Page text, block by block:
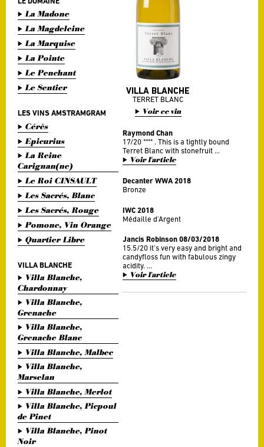
La Madone
La Magdeleine
La Marquise
La Pointe
Le Penchant
Le Sentier
LES VINS AMSTRAMGRAM
Cérès
Epicurius
La Reine
Carignan(ne)
Le Roi CINSAULT
Les Sacrés, Blanc
Les Sacrés, Rouge
Pomone, Vin Orange
Quartier Libre
VILLA BLANCHE
Villa Blanche,
Chardonnay
Villa Blanche,
Grenache
Villa Blanche,
Grenache Blanc
Villa Blanche, Malbec
Villa Blanche,
Marselan
Villa Blanche, Merlot
Villa Blanche, Picpoul
de Pinet
Villa Blanche, Pinot
Noir
VILLA BLANCHE
TERRET BLANC
Voir ce vin
Raymond Chan
17/20 **** . This is a tightly bound
Terret Blanc with stonefruit ...
Voir l'article
Decanter WWA 2018
Bronze
IWC 2018
Médaille d'Argent
Jancis Robinson 08/03/2018
15.5/20 it’s very easy and bright and
candyfloss fun with fabulous zingy
acidity. ...
Voir l'article